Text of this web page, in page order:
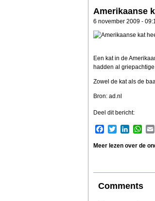
Amerikaanse
6 november 2009 -
Een kat in de
hadden al
Zowel de kat als de
Bron: ad.nl
Deel dit bericht:
Facebook
TwitterLinkedIn
Meer lezen over de
Comments